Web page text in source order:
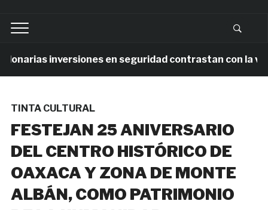
inversiones en seguridad contrastan con la
TINTA CULTURAL
FESTEJAN 25 ANIVERSARIO
DEL CENTRO HISTÓRICO DE
OAXACA Y ZONA DE MONTE
ALBÁN, COMO PATRIMONIO